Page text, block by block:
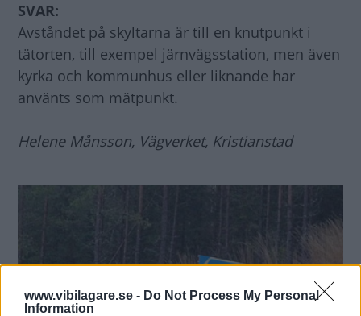
www.vibilagare.se - Do Not Process My Personal
Information
SVAR:
Avståndet på skyltarna är till en knutpunkt i
tätorten, till exempel järnvägsstation, men även
kyrka och kommunhus eller liknande har
använts som mätpunkt.
Helene Månsson, Vägverket, Kristianstad